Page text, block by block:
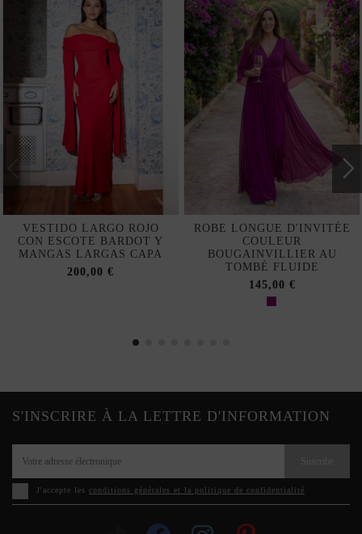
VESTIDO LARGO ROJO
CON ESCOTE BARDOT Y
MANGAS LARGAS CAPA
200,00 €
ROBE LONGUE D'INVITÉE
COULEUR
BOUGAINVILLIER AU
TOMBÉ FLUIDE
145,00 €
S'INSCRIRE À LA LETTRE D'INFORMATION
J'accepte les conditions générales et la politique de confidentialité